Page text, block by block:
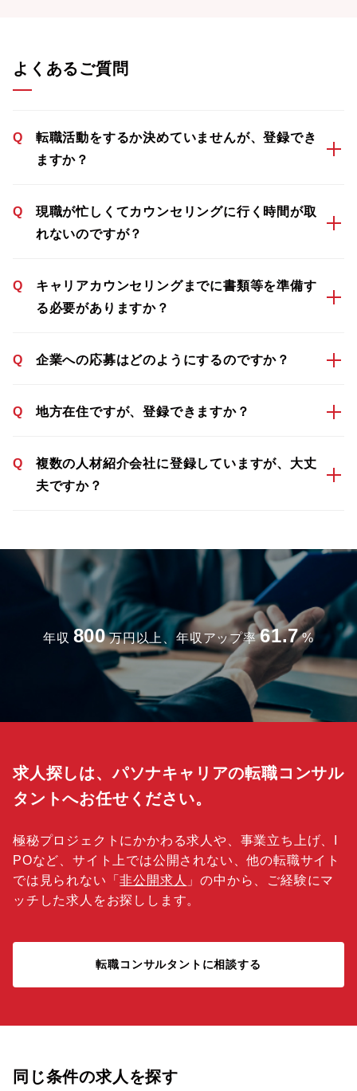
よくあるご質問
Q
転職活動をするか決めていませんが、登録でき
ますか？
Q
現職が忙しくてカウンセリングに行く時間が取
れないのですが？
Q
キャリアカウンセリングまでに書類等を準備す
る必要がありますか？
Q 企業への応募はどのようにするのですか？
Q 地方在住ですが、登録できますか？
Q
複数の人材紹介会社に登録していますが、大丈
夫ですか？
年収 800 万円以上、年収アップ率 61.7 %
求人探しは、パソナキャリアの転職コンサル
タントへお任せください。
極秘プロジェクトにかかわる求人や、事業立ち上げ、I
POなど、サイト上では公開されない、他の転職サイト
では見られない「非公開求人 」の中から、ご経験にマ
ッチした求人をお探しします。
転職コンサルタントに相談する
同じ条件の求人を探す